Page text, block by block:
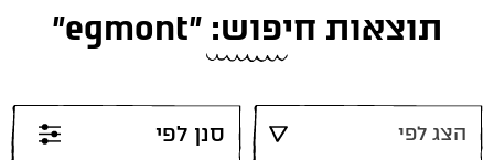
תוצאות חיפוש: "egmont"
סנן לפי